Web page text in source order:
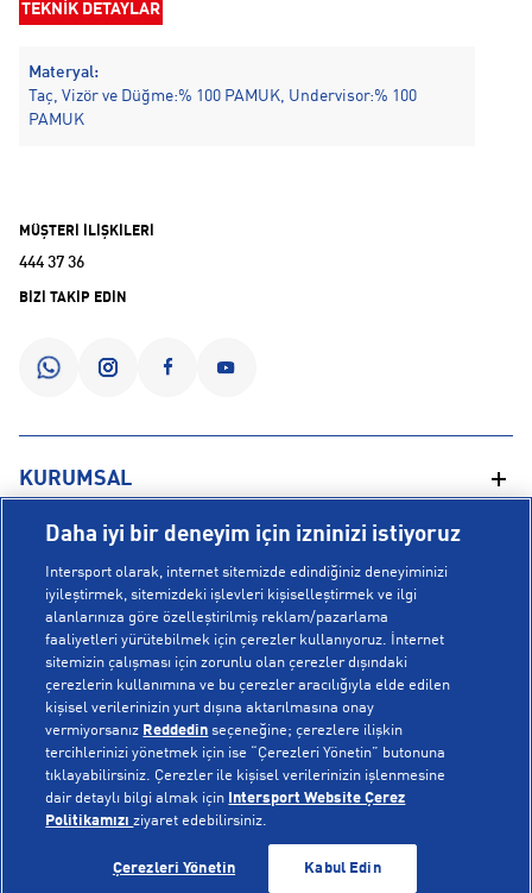
TÜKENDİ
TEKNİK DETAYLAR
Materyal:
Taç, Vizör ve Düğme:% 100 PAMUK, Undervisor:% 100
PAMUK
TÜKENDİ
MÜŞTERİ İLİŞKİLERİ
444 37 36
BİZİ TAKİP EDİN
KURUMSAL
Hakkımızda
Mağazalarımız
Bilgi Toplumu Hizmetleri
Gizlilik Politikası
İşlem Rehberi
Kampanyalar
Çerez Politikası
Çerez Ayarları
YARDIM
Sipariş Takibi
İptal & İade
Sıkça Sorulan Sorular
Yetkili Servis Listesi
Bize Ulaşın
POPÜLER KOLEKSİYONLAR
Voleybol Milli Takım Formaları
New Balance 408
Nike Initiator
On Cloudmonster
© Copyright INTERSPORT 2026
Üyelik SözleşmesiGizlilikÇerezler
Daha iyi bir deneyim için izninizi istiyoruz
Intersport olarak, internet sitemizde edindiğiniz deneyiminizi
iyileştirmek, sitemizdeki işlevleri kişiselleştirmek ve ilgi
alanlarınıza göre özelleştirilmiş reklam/pazarlama
faaliyetleri yürütebilmek için çerezler kullanıyoruz. İnternet
sitemizin çalışması için zorunlu olan çerezler dışındaki
çerezlerin kullanımına ve bu çerezler aracılığıyla elde edilen
kişisel verilerinizin yurt dışına aktarılmasına onay
vermiyorsanız Reddedin seçeneğine; çerezlere ilişkin
tercihlerinizi yönetmek için ise “Çerezleri Yönetin” butonuna
tıklayabilirsiniz. Çerezler ile kişisel verilerinizin işlenmesine
dair detaylı bilgi almak için
Intersport Website Çerez
Politikamızıziyaret edebilirsiniz.
Çerezleri Yönetin Kabul Edin